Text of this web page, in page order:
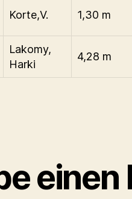
Korte,V. 1,30 m
Lakomy,
Harki
4,28 m